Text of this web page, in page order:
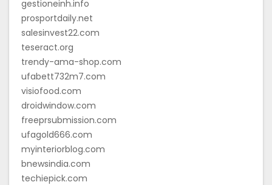
gestioneinh.info
prosportdaily.net
salesinvest22.com
teseract.org
trendy-ama-shop.com
ufabett732m7.com
visiofood.com
droidwindow.com
freeprsubmission.com
ufagold666.com
myinteriorblog.com
bnewsindia.com
techiepick.com